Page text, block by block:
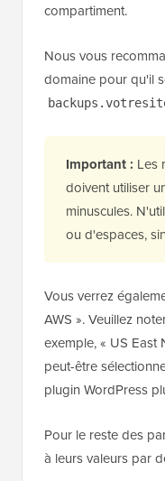
compartiment.
Nous vous
domaine pour qu'il
Important : Les
doivent utiliser
minuscules.
ou d'espaces,
Vous verrez
AWS ». Veuillez
exemple, « US East
peut-être
plugin WordPress
Pour le reste des
à leurs valeurs par